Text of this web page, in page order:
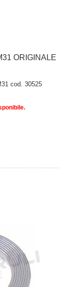
ORIGINALE
cod. 30525